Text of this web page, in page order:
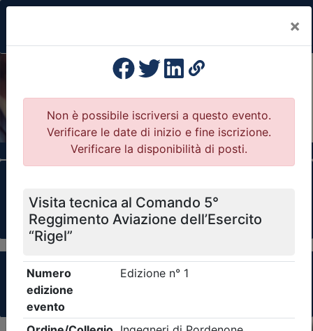
×
Previous
Il portale della formazione per Ordini e
Collegi Professionali
Clicca qui - espandi la sezione dei filtri ricerca
eventi